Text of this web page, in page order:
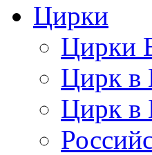
Цирки
Цирки
Цирк в
Цирк в